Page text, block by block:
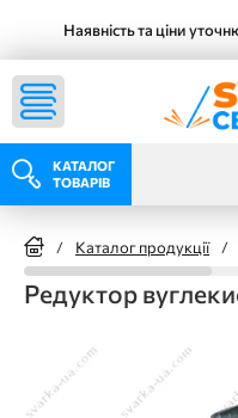
Наявність та ціни
КАТАЛОГ
ТОВАРІВ
/ Каталог продукції /
Редуктор